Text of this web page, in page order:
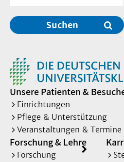
Suchen
Unsere Patienten &
Einrichtungen
Pflege & Unterstützung
Veranstaltungen & Termine
Forschung & Lehre
Forschung